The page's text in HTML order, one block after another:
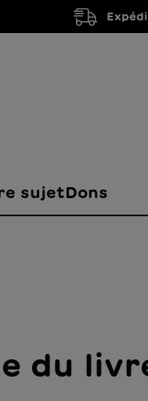
sujetDons
du